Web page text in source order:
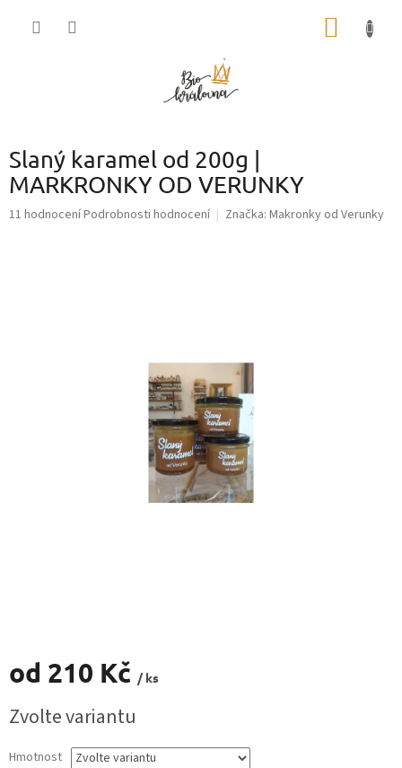
Slaný karamel od 200g |
MARKRONKY OD VERUNKY
Průměrné
11 hodnoceníPodrobnosti hodnocení Značka: Makronky od Verunky
od 210 Kč / ks
cena:
Zvolte variantu
Hmotnost